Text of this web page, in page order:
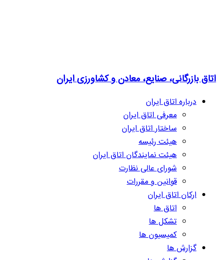
اتاق بازرگانی، صنایع، معادن و کشاورزی ایران
درباره اتاق ایران
معرفی اتاق ایران
ساختار اتاق ایران
هیئت رئیسه
هیئت نمایندگان اتاق ایران
شورای عالی نظارت
قوانین و مقررات
ارکان اتاق ایران
اتاق ها
تشکل ها
کمیسیون ها
گزارش ها